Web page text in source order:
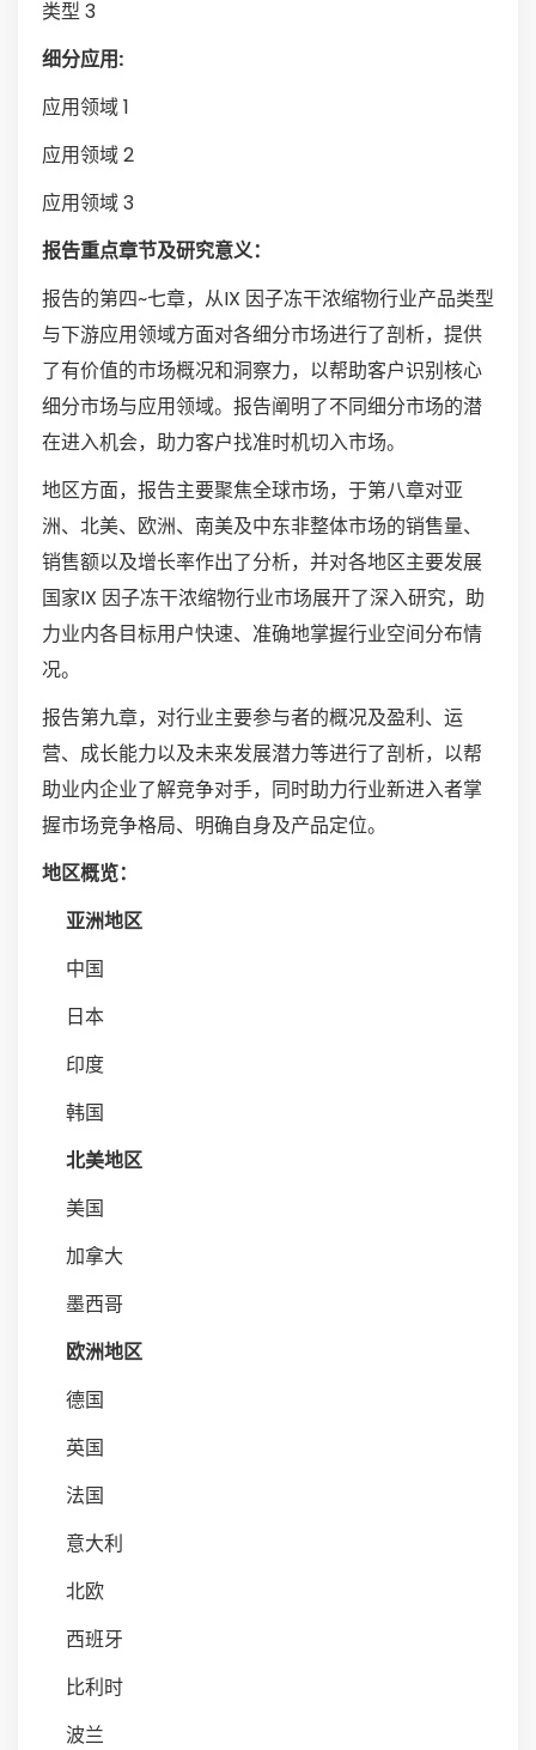
类型 3
细分应用:
应用领域 1
应用领域 2
应用领域 3
报告重点章节及研究意义：
报告的第四~七章，从IX 因子冻干浓缩物行业产品类型
与下游应用领域方面对各细分市场进行了剖析，提供
了有价值的市场概况和洞察力，以帮助客户识别核心
细分市场与应用领域。报告阐明了不同细分市场的潜
在进入机会，助力客户找准时机切入市场。
地区方面，报告主要聚焦全球市场，于第八章对亚
洲、北美、欧洲、南美及中东非整体市场的销售量、
销售额以及增长率作出了分析，并对各地区主要发展
国家IX 因子冻干浓缩物行业市场展开了深入研究，助
力业内各目标用户快速、准确地掌握行业空间分布情
况。
报告第九章，对行业主要参与者的概况及盈利、运
营、成长能力以及未来发展潜力等进行了剖析，以帮
助业内企业了解竞争对手，同时助力行业新进入者掌
握市场竞争格局、明确自身及产品定位。
地区概览：
亚洲地区
中国
日本
印度
韩国
北美地区
美国
加拿大
墨西哥
欧洲地区
德国
英国
法国
意大利
北欧
西班牙
比利时
波兰